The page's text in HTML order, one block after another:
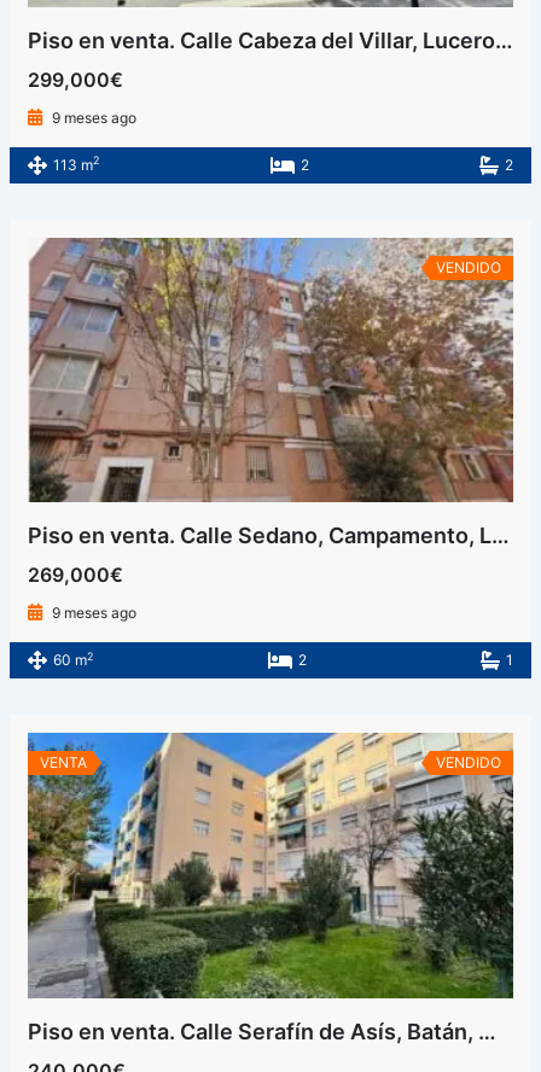
Piso en venta. Calle Cabeza del Villar, Lucero, Latina, Madrid
299,000€
9 meses ago
113 m2 2 2
VENDIDO
Piso en venta. Calle Sedano, Campamento, Latina, Madrid
269,000€
9 meses ago
60 m2 2 1
VENTA VENDIDO
Piso en venta. Calle Serafín de Asís, Batán, Madrid